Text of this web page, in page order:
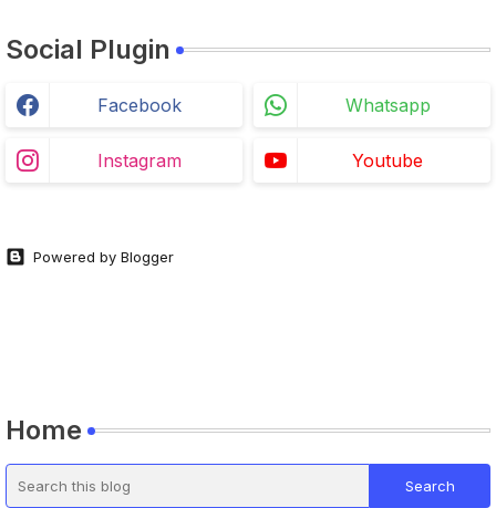
Social Plugin
Facebook Whatsapp
Instagram Youtube
Powered by Blogger
Home